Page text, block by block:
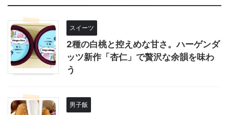
スイーツ
2種の白桃と控えめな甘さ。ハーゲンダ
ッツ新作「杏仁」で贅沢な余韻を味わ
う
男子飯